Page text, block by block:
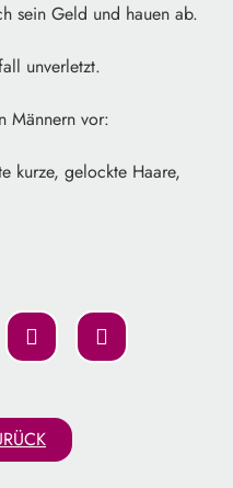
sein Geld und hauen ab.
unverletzt.
Männern vor:
kurze, gelockte Haare,